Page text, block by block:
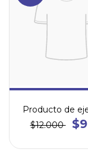
Producto de
$12.000